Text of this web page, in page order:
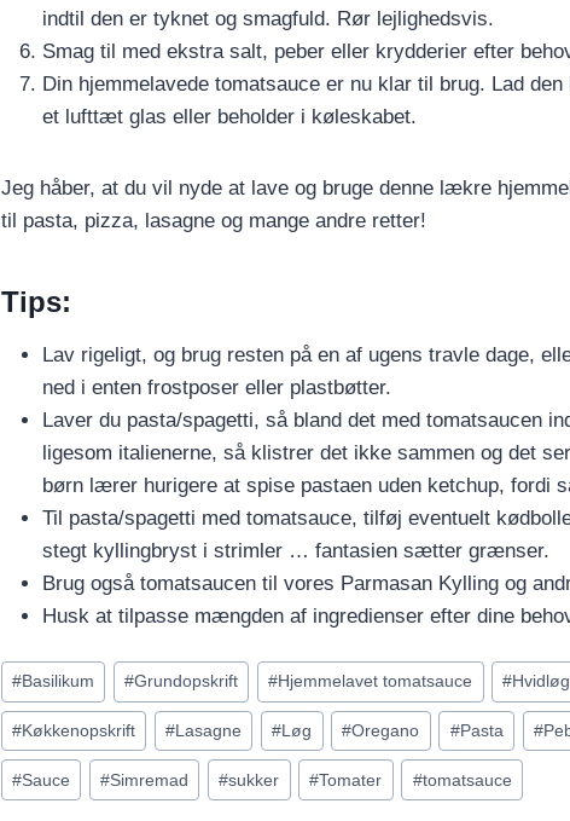
indtil den er tyknet og smagfuld. Rør lejlighedsvis.
Smag til med ekstra salt, peber eller krydderier efter
Din hjemmelavede tomatsauce er nu klar til brug. Lad
et lufttæt glas eller beholder i køleskabet.
Jeg håber, at du vil nyde at lave og bruge denne lækre
til pasta, pizza, lasagne og mange andre retter!
Tips:
Lav rigeligt, og brug resten på en af ugens travle dage,
ned i enten frostposer eller plastbøtter.
Laver du pasta/spagetti, så bland det med tomatsaucen
ligesom italienerne, så klistrer det ikke sammen og det
børn lærer hurigere at spise pastaen uden ketchup, fordi
Til pasta/spagetti med tomatsauce, tilføj eventuelt
stegt kyllingbryst i strimler … fantasien sætter grænser.
Brug også tomatsaucen til vores Parmasan Kylling og
Husk at tilpasse mængden af ingredienser efter dine
Indlæg-
tags:
#Basilikum #Grundopskrift #Hjemmelavet tomatsauce #Hvidløg
#Køkkenopskrift # Lasagne # Løg #Oregano #Pasta #
#Sauce #Simremad #sukker #Tomater #tomatsauce